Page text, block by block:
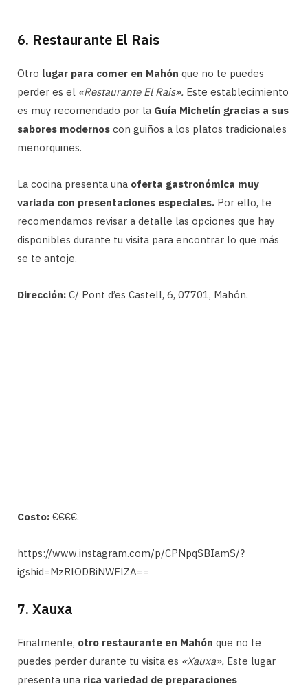
6. Restaurante El Rais
Otro lugar para comer en Mahón que no te puedes
perder es el «Restaurante El Rais». Este establecimiento
es muy recomendado por la Guía Michelín gracias a sus
sabores modernos con guiños a los platos tradicionales
menorquines.
La cocina presenta una oferta gastronómica muy
variada con presentaciones especiales. Por ello, te
recomendamos revisar a detalle las opciones que hay
disponibles durante tu visita para encontrar lo que más
se te antoje.
Dirección: C/ Pont d’es Castell, 6, 07701, Mahón.
Costo: €€€€.
https://www.instagram.com/p/CPNpqSBIamS/?
igshid=MzRlODBiNWFlZA==
7. Xauxa
Finalmente, otro restaurante en Mahón que no te
puedes perder durante tu visita es «Xauxa». Este lugar
presenta una rica variedad de preparaciones